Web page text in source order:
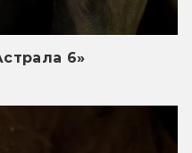
6»